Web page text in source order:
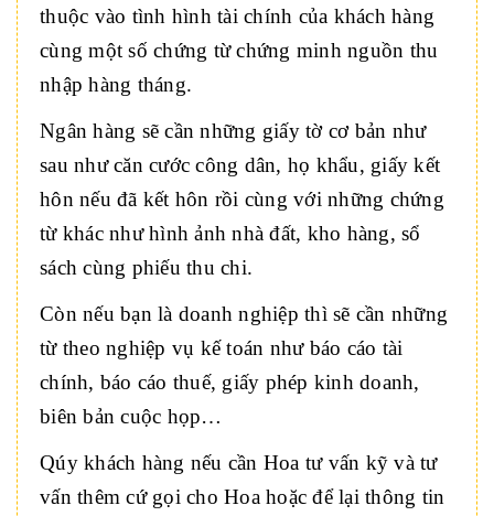
thuộc vào tình hình tài chính của khách hàng
cùng một số chứng từ chứng minh nguồn thu
nhập hàng tháng.
Ngân hàng sẽ cần những giấy tờ cơ bản như
sau như căn cước công dân, họ khẩu, giấy kết
hôn nếu đã kết hôn rồi cùng với những chứng
từ khác như hình ảnh nhà đất, kho hàng, sổ
sách cùng phiếu thu chi.
Còn nếu bạn là doanh nghiệp thì sẽ cần những
từ theo nghiệp vụ kế toán như báo cáo tài
chính, báo cáo thuế, giấy phép kinh doanh,
biên bản cuộc họp…
Qúy khách hàng nếu cần Hoa tư vấn kỹ và tư
vấn thêm cứ gọi cho Hoa hoặc để lại thông tin